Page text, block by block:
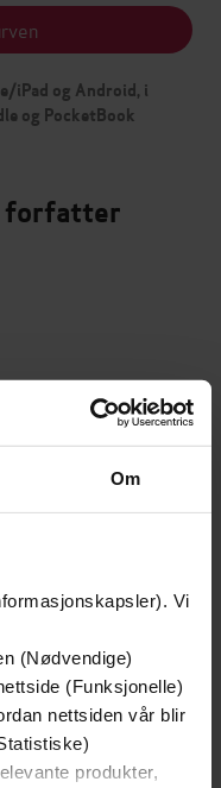
Om
Vi
(Nødvendige)
(Funksjonelle)
nettsiden vår blir
produkter,
iPad og Android, i
og PocketBook
forfatter